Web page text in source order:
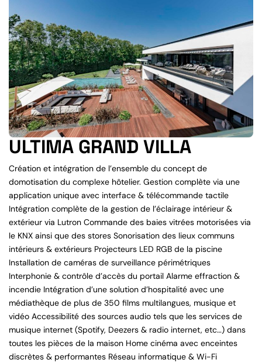
ULTIMA GRAND VILLA
Création et intégration de l’ensemble du concept de
domotisation du complexe hôtelier. Gestion complète via une
application unique avec interface & télécommande tactile
Intégration complète de la gestion de l’éclairage intérieur &
extérieur via Lutron Commande des baies vitrées motorisées via
le KNX ainsi que des stores Sonorisation des lieux communs
intérieurs & extérieurs Projecteurs LED RGB de la piscine
Installation de caméras de surveillance périmétriques
Interphonie & contrôle d’accès du portail Alarme effraction &
incendie Intégration d’une solution d’hospitalité avec une
médiathèque de plus de 350 films multilangues, musique et
vidéo Accessibilité des sources audio tels que les services de
musique internet (Spotify, Deezers & radio internet, etc…) dans
toutes les pièces de la maison Home cinéma avec enceintes
discrètes & performantes Réseau informatique & Wi-Fi